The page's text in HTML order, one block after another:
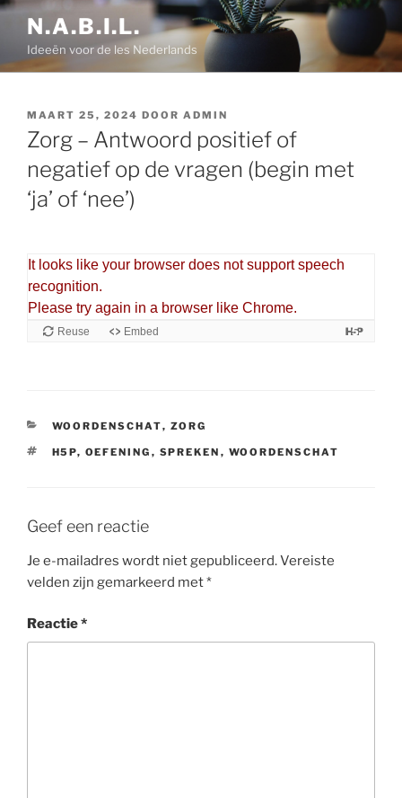
Ga
inhoud
N.A.B.I.L.
Ideeën voor de les Nederlands
GEPLAATST
OP
MAART 25, 2024 DOOR ADMIN
Zorg – Antwoord positief of
negatief op de vragen (begin met
‘ja’ of ‘nee’)
CATEGORIEËN
WOORDENSCHAT, ZORG
TAGS
H5P, OEFENING , SPREKEN , WOORDENSCHAT
Geef een reactie
Je e-mailadres wordt niet gepubliceerd.Vereiste
velden zijn gemarkeerd met*
Reactie*